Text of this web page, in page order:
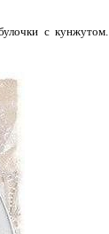
с кунжутом.